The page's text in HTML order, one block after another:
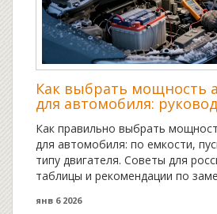
Как выбрать мощность
для автомобиля:
емкости и пусковому току
Как правильно выбрать
для автомобиля: по емкости,
типу двигателя. Советы для
таблицы и рекомендации по
янв 6 2026